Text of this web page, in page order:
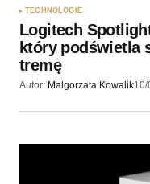
TECHNOLOGIE
Logitech
który podświetla
tremę
Autor: Malgorzata Kowalik10/